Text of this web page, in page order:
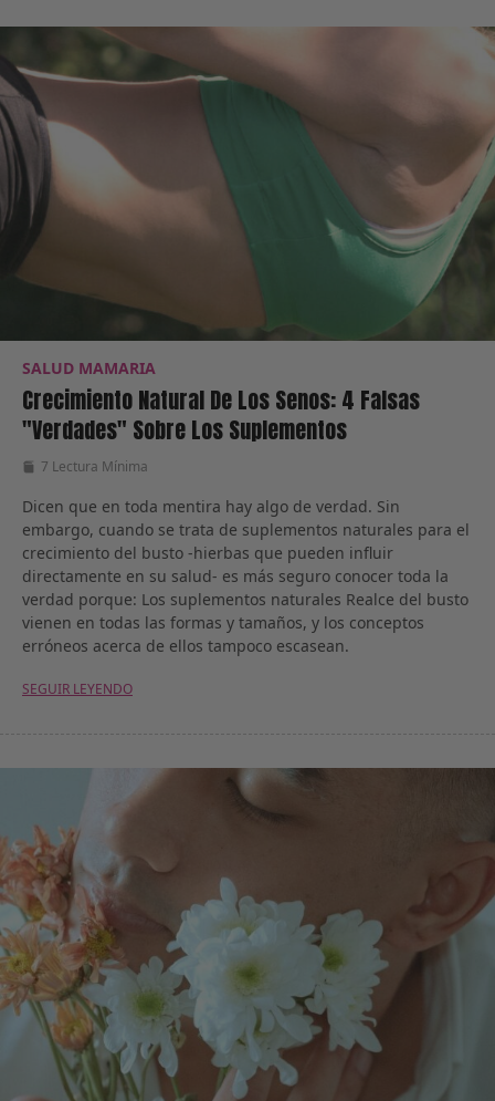
SALUD MAMARIA
Crecimiento Natural De Los Senos: 4 Falsas
"verdades" Sobre Los Suplementos
7 Lectura Mínima
Dicen que en toda mentira hay algo de verdad. Sin
embargo, cuando se trata de suplementos naturales para el
crecimiento del busto -hierbas que pueden influir
directamente en su salud- es más seguro conocer toda la
verdad porque: Los suplementos naturales Realce del busto
vienen en todas las formas y tamaños, y los conceptos
erróneos acerca de ellos tampoco escasean.
SEGUIR LEYENDO